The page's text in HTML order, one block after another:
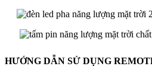
HƯỚNG DẪN SỬ DỤNG